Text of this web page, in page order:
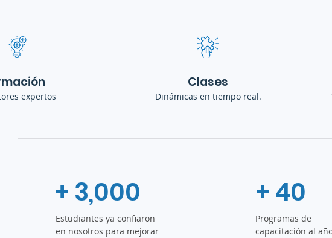
expertos
Clases
Dinámicas en tiempo real.
Estudiantes ya confiaron
en nosotros para mejorar
+ 3,000
Programas de
capacitación al
+ 40